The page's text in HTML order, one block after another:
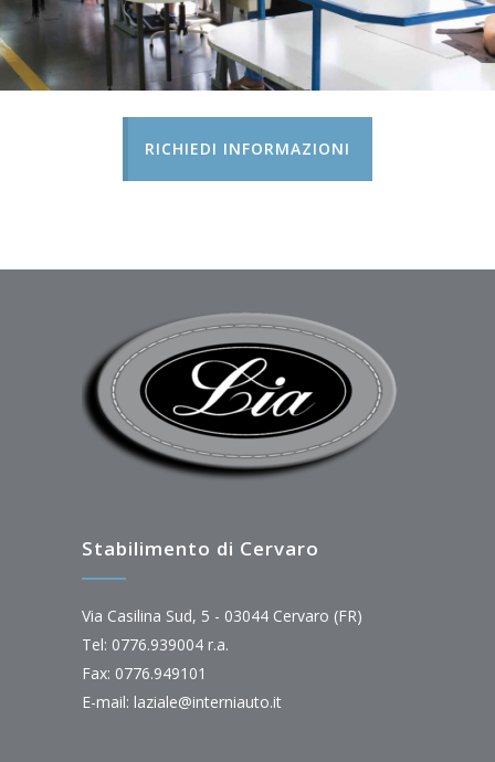
RICHIEDI INFORMAZIONI
Stabilimento di Cervaro
Via Casilina Sud, 5 - 03044 Cervaro (FR)
Tel: 0776.939004 r.a.
Fax: 0776.949101
E-mail: laziale@interniauto.it